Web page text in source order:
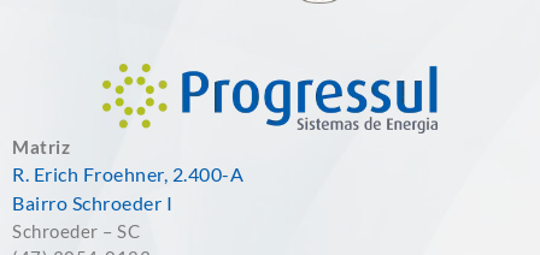
Matriz
R. Erich Froehner, 2.400-A
Bairro Schroeder I
Schroeder – SC